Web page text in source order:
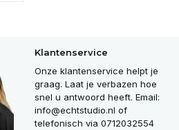
Klantenservice
Onze klantenservice helpt je
graag. Laat je verbazen hoe
snel u antwoord heeft. Email:
info@echtstudio.nl of
telefonisch via 0712032554